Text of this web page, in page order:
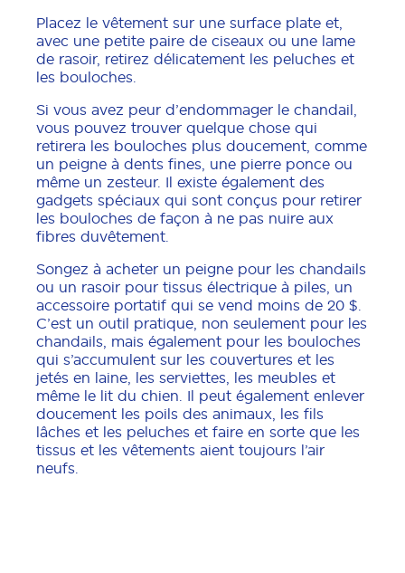
Placez le vêtement sur une surface plate et,
avec une petite paire de ciseaux ou une lame
de rasoir, retirez délicatement les peluches et
les bouloches.
Si vous avez peur d’endommager le chandail,
vous pouvez trouver quelque chose qui
retirera les bouloches plus doucement, comme
un peigne à dents fines, une pierre ponce ou
même un zesteur. Il existe également des
gadgets spéciaux qui sont conçus pour retirer
les bouloches de façon à ne pas nuire aux
fibres duvêtement.
Songez à acheter un peigne pour les chandails
ou un rasoir pour tissus électrique à piles, un
accessoire portatif qui se vend moins de 20 $.
C’est un outil pratique, non seulement pour les
chandails, mais également pour les bouloches
qui s’accumulent sur les couvertures et les
jetés en laine, les serviettes, les meubles et
même le lit du chien. Il peut également enlever
doucement les poils des animaux, les fils
lâches et les peluches et faire en sorte que les
tissus et les vêtements aient toujours l’air
neufs.